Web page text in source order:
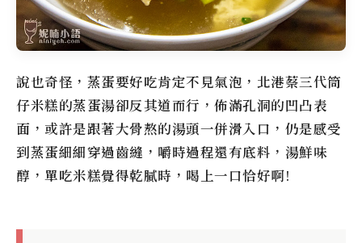
說也奇怪，蒸蛋要好吃肯定不見氣泡， 北港蔡三代筒
仔米糕的蒸蛋湯卻反其道而行，佈滿孔洞的凹凸表
面，或許是跟著大骨熬的湯頭一併滑入口，仍是感受
到蒸蛋細細穿過齒縫，嚼時過程還有底料，湯鮮味
醇，單吃米糕覺得乾膩時，喝上一口恰好啊!